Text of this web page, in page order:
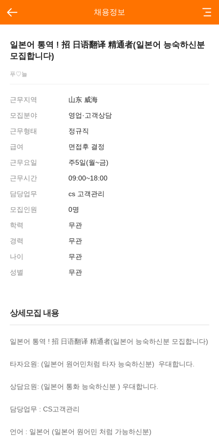
채용정보
일본어 통역 ! 招 日语翻译 精通者(일본어 능숙하신분
모집합니다)
푸♡늘
근무지역
山东 威海
모집분야
영업·고객상담
근무형태
정규직
급여
면접후 결정
근무요일
주5일(월~금)
근무시간
09:00~18:00
담당업무
cs 고객관리
모집인원
0명
학력
무관
경력
무관
나이
무관
성별
무관
상세모집 내용
일본어 통역 ! 招 日语翻译 精通者(일본어 능숙하신분 모집합니다)
타자요원: (일본어 원어민처럼 타자 능숙하신분) 우대합니다.
상담요원: (일본어 통화 능숙하신분 ) 우대합니다.
담당업무 : CS고객관리
언어 : 일본어 (일본어 원어민 처럼 가능하신분)